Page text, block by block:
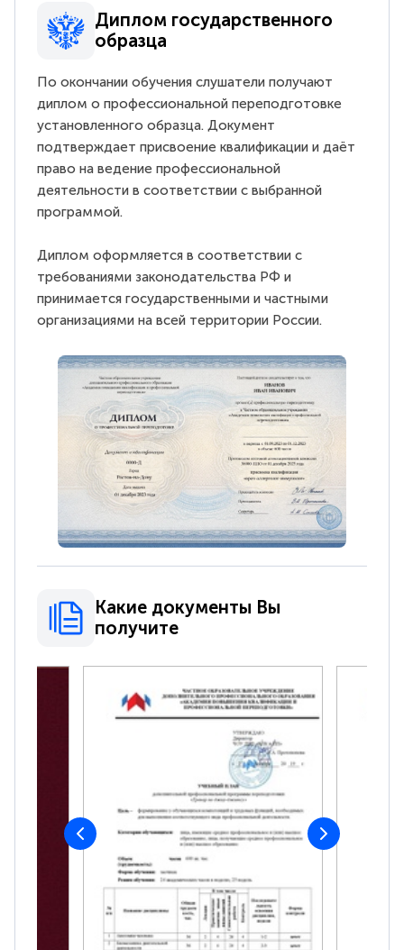
Диплом государственного
образца
По окончании обучения слушатели получают
диплом о профессиональной переподготовке
установленного образца. Документ
подтверждает присвоение квалификации и даёт
право на ведение профессиональной
деятельности в соответствии с выбранной
программой.
Диплом оформляется в соответствии с
требованиями законодательства РФ и
принимается государственными и частными
организациями на всей территории России.
Какие документы Вы
получите